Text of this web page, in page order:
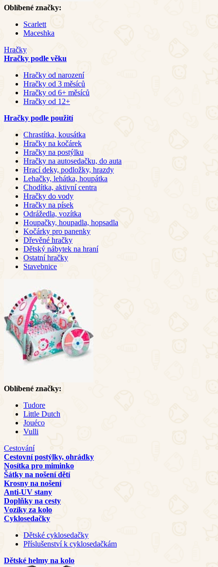
Oblíbené značky:
Scarlett
Maceshka
Hračky
Hračky podle věku
Hračky od narození
Hračky od 3 měsíců
Hračky od 6+ měsíců
Hračky od 12+
Hračky podle použití
Chrastítka, kousátka
Hračky na kočárek
Hračky na postýlku
Hračky na autosedačku, do auta
Hrací deky, podložky, hrazdy
Lehačky, lehátka, houpátka
Chodítka, aktivní centra
Hračky do vody
Hračky na písek
Odrážedla, vozítka
Houpačky, houpadla, hopsadla
Kočárky pro panenky
Dřevěné hračky
Dětský nábytek na hraní
Ostatní hračky
Stavebnice
Oblíbené značky:
Tudore
Little Dutch
Jouéco
Vulli
Cestování
Cestovní postýlky, ohrádky
Nosítka pro miminko
Šátky na nošení dětí
Krosny na nošení
Anti-UV stany
Doplňky na cesty
Vozíky za kolo
Cyklosedačky
Dětské cyklosedačky
Příslušenství k cyklosedačkám
Dětské helmy na kolo